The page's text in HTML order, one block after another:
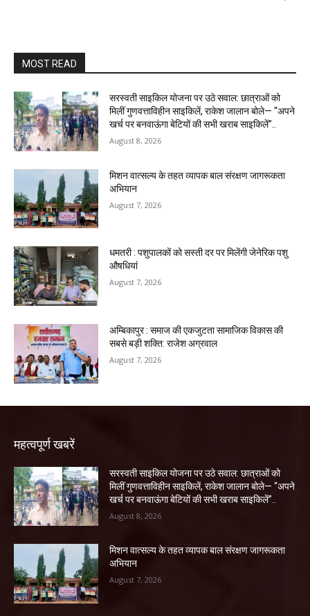
MOST READ
सरस्वती साइकिल योजना पर उठे सवाल: छात्राओं को
मिलीं गुणवत्ताविहीन साइकिलें, राकेश जालान बोले— “अपने
खर्च पर बनवाऊंगा बेटियों की सभी खराब साइकिलें”..
August 8, 2026
मिशन वात्सल्य के तहत व्यापक बाल संरक्षण जागरूकता
अभियान
August 7, 2026
धमतरी : पशुपालकों को सस्ती दर पर मिलेंगी जेनेरिक पशु
औषधियां
August 7, 2026
अम्बिकापुर : समाज की एकजुटता सामाजिक विकास की
सबसे बड़ी शक्ति: राजेश अग्रवाल
August 7, 2026
महत्वपूर्ण खबरें
सरस्वती साइकिल योजना पर उठे सवाल: छात्राओं को
मिलीं गुणवत्ताविहीन साइकिलें, राकेश जालान बोले— “अपने
खर्च पर बनवाऊंगा बेटियों की सभी खराब साइकिलें”..
August 8, 2026
मिशन वात्सल्य के तहत व्यापक बाल संरक्षण जागरूकता
अभियान
August 7, 2026